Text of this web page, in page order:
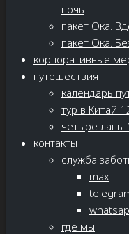
ночь
пакет Ока.
пакет Ока.
корпоративные
путешествия
календарь
тур в Китай
четыре лапы
контакты
служба
max
где мы